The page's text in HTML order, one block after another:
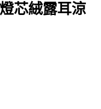
芯絨露耳涼